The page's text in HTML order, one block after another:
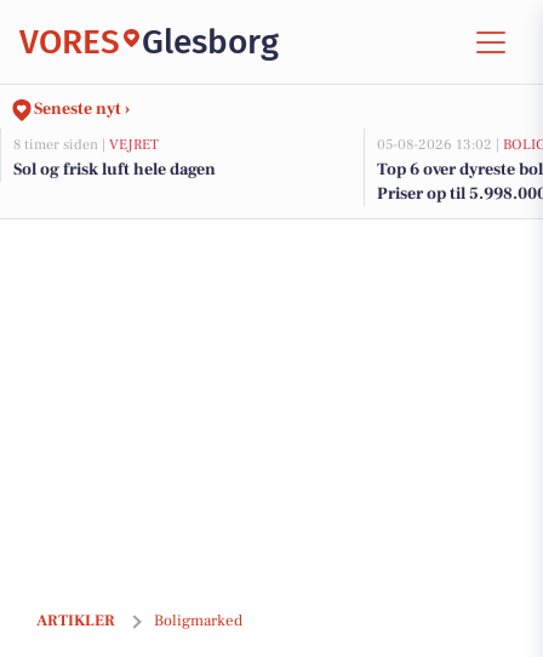
VORES Glesborg
Seneste nyt ›
8 timer siden | VEJRET
Sol og frisk luft hele dagen
05-08-2026 13:02 |
Top 6 over dyreste
Priser op til
ARTIKLER Boligmarked
Skovvej 19, Fjellerup Strand i Glesborg er solgt for 2.750.000 - se